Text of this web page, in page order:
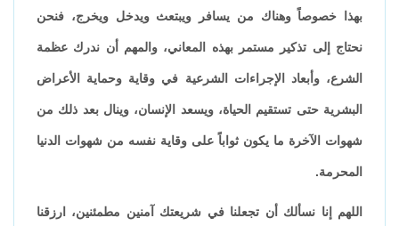
بهذا خصوصاً وهناك من يسافر ويبتعث ويدخل ويخرج، فنحن
نحتاج إلى تذكير مستمر بهذه المعاني، والمهم أن ندرك عظمة
الشرع، وأبعاد الإجراءات الشرعية في وقاية وحماية الأعراض
البشرية حتى تستقيم الحياة، ويسعد الإنسان، وينال بعد ذلك من
شهوات الآخرة ما يكون ثواباً على وقاية نفسه من شهوات الدنيا
المحرمة.
اللهم إنا نسألك أن تجعلنا في شريعتك آمنين مطمئنين، ارزقنا